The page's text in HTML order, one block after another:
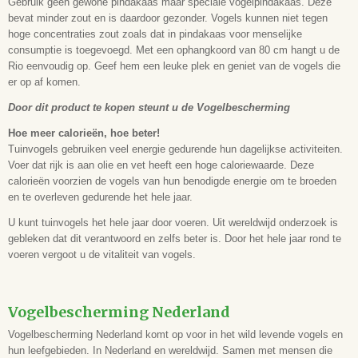
bevat minder zout en is daardoor gezonder. Vogels kunnen niet tegen
hoge concentraties zout zoals dat in pindakaas voor menselijke
consumptie is toegevoegd. Met een ophangkoord van 80 cm hangt u de
Rio eenvoudig op. Geef hem een leuke plek en geniet van de vogels die
er op af komen.
Door dit product te kopen steunt u de Vogelbescherming
Hoe meer calorieën, hoe beter!
Tuinvogels gebruiken veel energie gedurende hun dagelijkse activiteiten.
Voer dat rijk is aan olie en vet heeft een hoge caloriewaarde. Deze
calorieën voorzien de vogels van hun benodigde energie om te broeden
en te overleven gedurende het hele jaar.
U kunt tuinvogels het hele jaar door voeren. Uit wereldwijd onderzoek is
gebleken dat dit verantwoord en zelfs beter is. Door het hele jaar rond te
voeren vergoot u de vitaliteit van vogels.
Vogelbescherming Nederland
Vogelbescherming Nederland komt op voor in het wild levende vogels en
hun leefgebieden. In Nederland en wereldwijd. Samen met mensen die